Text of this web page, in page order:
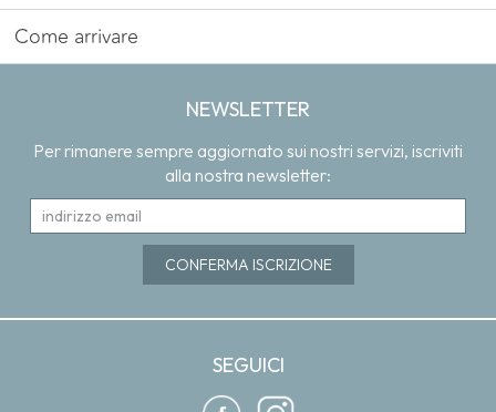
Come arrivare
NEWSLETTER
Per rimanere sempre aggiornato sui nostri servizi, iscriviti
alla nostra newsletter:
SEGUICI